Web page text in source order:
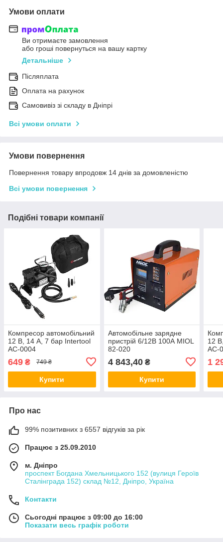
Умови оплати
Ви отримаєте замовлення
або гроші повернуться на вашу картку
Детальніше
Післяплата
Оплата на рахунок
Самовивіз зі складу в Дніпрі
Всі умови оплати
Умови повернення
Повернення товару впродовж 14 днів за домовленістю
Всі умови повернення
Подібні товари компанії
Компресор автомобільний
12 В, 14 А, 7 бар Intertool
AC-0004
649 ₴ 749 ₴
Купити
Автомобільне зарядне
пристрій 6/12В 100А MIOL
82-020
4 843,40₴
Купити
12
AC-
1
Про нас
99% позитивних з 6557 відгуків за рік
Працює з 25.09.2010
м. Дніпро
проспект Богдана Хмельницького 152 (вулиця Героїв
Сталінграда 152) склад №12, Дніпро, Україна
Контакти
Сьогодні працює з 09:00 до 16:00
Показати весь графік роботи